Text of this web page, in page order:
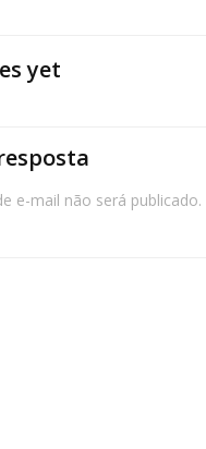
yet
e-mail não será publicado.